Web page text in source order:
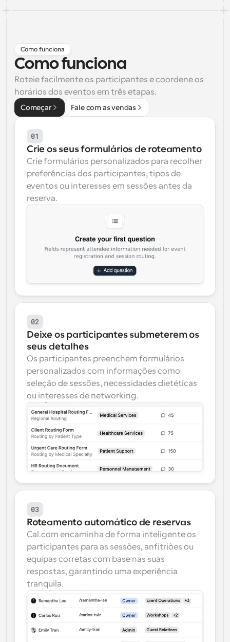
Agendamento potenciado com chamadas
Blogue
Mantenha-se atualizado com as últimas notícias e
atualizações
Reuniões Instantâneas
Reunião com clientes em minutos
Links de Grupo Dinâmico
Agende reuniões de forma fluida com várias pessoas
Webhooks
Receba notificações quando algo acontecer
Como funciona
Como funciona
Roteie facilmente os participantes e coordene os
horários dos eventos em três etapas.
Começar Fale com as vendas
01
Crie os seus formulários de roteamento
Crie formulários personalizados para recolher
preferências dos participantes, tipos de
eventos ou interesses em sessões antes da
reserva.
02
Deixe os participantes submeterem os
seus detalhes
Os participantes preenchem formulários
personalizados com informações como
seleção de sessões, necessidades dietéticas
ou interesses de networking.
03
Roteamento automático de reservas
Cal.com encaminha de forma inteligente os
participantes para as sessões, anfitriões ou
equipas corretas com base nas suas
respostas, garantindo uma experiência
tranquila.